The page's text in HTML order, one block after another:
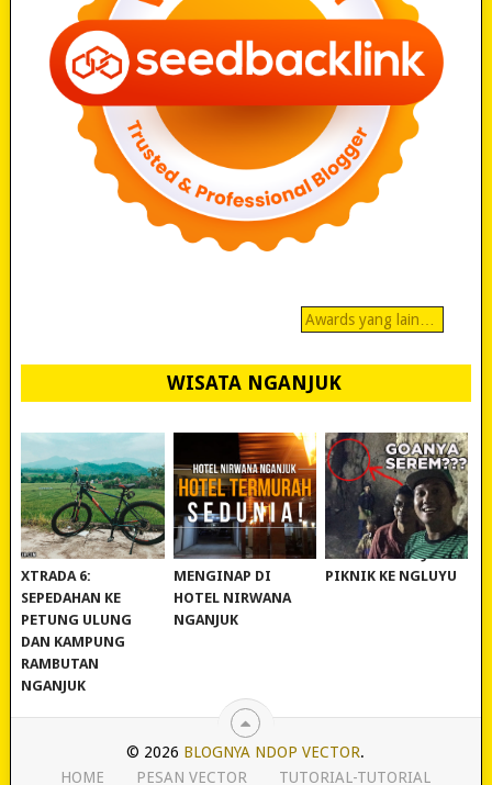
Awards yang lain…
WISATA NGANJUK
REVIEW POLYGON
XTRADA 6:
SEPEDAHAN KE
PETUNG ULUNG
DAN KAMPUNG
RAMBUTAN
NGANJUK
MURAH BANGET!
MENGINAP DI
HOTEL NIRWANA
NGANJUK
WISATA NGANJUK:
PIKNIK KE NGLUYU
© 2026 BLOGNYA NDOP VECTOR.
HOME
PESAN VECTOR TUTORIAL-TUTORIAL